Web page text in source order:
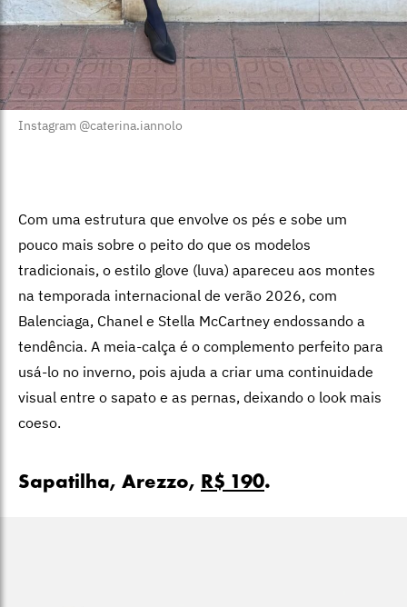
Instagram @caterina.iannolo
Com uma estrutura que envolve os pés e sobe um
pouco mais sobre o peito do que os modelos
tradicionais, o estilo glove (luva) apareceu aos montes
na temporada internacional de verão 2026, com
Balenciaga, Chanel e Stella McCartney endossando a
tendência. A meia-calça é o complemento perfeito para
usá-lo no inverno, pois ajuda a criar uma continuidade
visual entre o sapato e as pernas, deixando o look mais
coeso.
Sapatilha, Arezzo, R$ 190.